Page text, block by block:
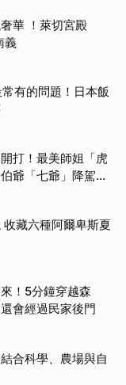
華 ！萊切宮殿
義
有的問題！日本飯
打！最美師姐「虎
爺「七爺」降駕。
間的較量究竟誰會
藏六種阿爾卑斯夏
！5分鐘穿越森
會經過民家後門
合科學、農場與自